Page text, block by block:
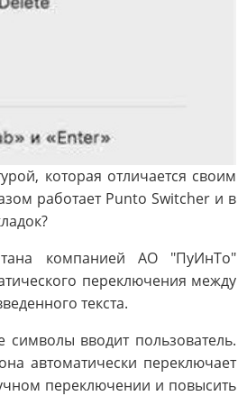
которая отличается своим
работает Punto Switcher и в
компанией АО "ПуИнТо"
переключения между
текста.
вводит пользователь.
автоматически переключает
переключении и повысить